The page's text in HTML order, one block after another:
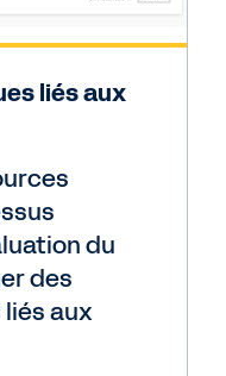
liés aux
du
des
aux